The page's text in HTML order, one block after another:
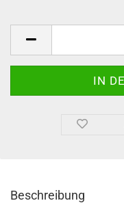
Beschreibung